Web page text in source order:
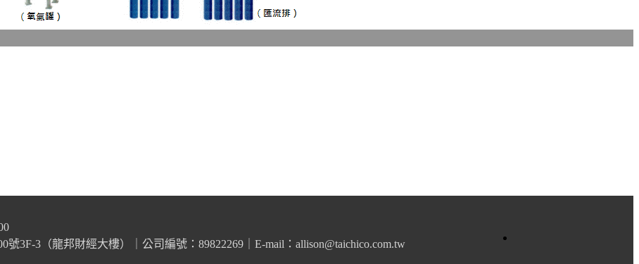
3F-3（龍邦財經大樓）｜公司編號：89822269｜E-mail：allison@taichico.com.tw